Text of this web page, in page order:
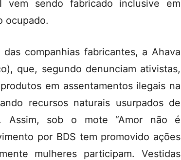
vem sendo fabricado inclusive em
ocupado.
companhias fabricantes, a Ahava
que, segundo denunciam ativistas,
em assentamentos ilegais na
recursos naturais usurpados de
Assim, sob o mote “Amor não é
por BDS tem promovido ações
mulheres participam. Vestidas